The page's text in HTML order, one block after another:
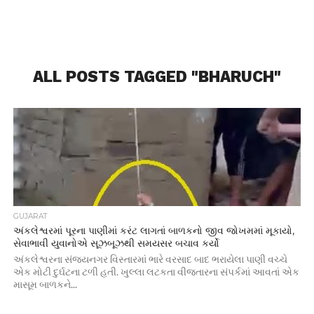
ALL POSTS TAGGED "BHARUCH"
GUJARAT
અંકલેશ્વરમાં પૂરના પાણીમાં કરંટ લાગતાં બાળકનો જીવ જોખમમાં મૂકાયો,
સેવાભાવી યુવાનોએ સૂઝબૂઝથી સમયસર બચાવ કર્યો
અંકલેશ્વરના સંજયનગર વિસ્તારમાં ભારે વરસાદ બાદ ભરાયેલા પાણી વચ્ચે
એક મોટી દુર્ઘટના ટળી હતી. ખુલ્લા લટકતા વીજતારના સંપર્કમાં આવતાં એક
માસૂમ બાળકને...